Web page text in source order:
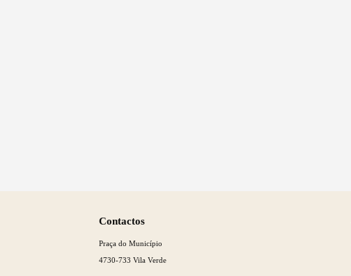
Contactos
Praça do Município
4730-733 Vila Verde